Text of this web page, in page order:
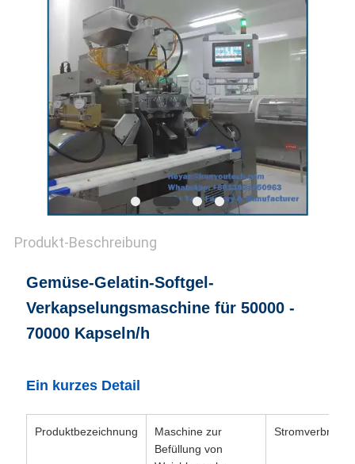
Produkt-Beschreibung
Gemüse-Gelatin-Softgel-
Verkapselungsmaschine für 50000 -
70000 Kapseln/h
Ein kurzes Detail
Produktbezeichnung
Maschine zur
Befüllung von
Stromverbrauch